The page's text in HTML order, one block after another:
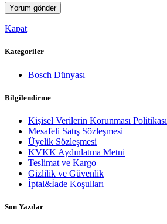
Kapat
Kategoriler
Bosch Dünyası
Bilgilendirme
Kişisel Verilerin Korunması Politikası
Mesafeli Satış Sözleşmesi
Üyelik Sözleşmesi
KVKK Aydınlatma Metni
Teslimat ve Kargo
Gizlilik ve Güvenlik
İptal&İade Koşulları
Son Yazılar